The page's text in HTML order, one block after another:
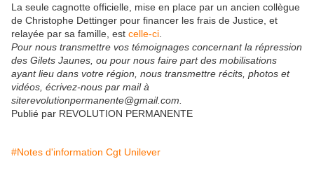
La seule cagnotte officielle, mise en place par un ancien collègue
de Christophe Dettinger pour financer les frais de Justice, et
relayée par sa famille, est celle-ci
Pour nous transmettre vos témoignages concernant la répression
des Gilets Jaunes, ou pour nous faire part des mobilisations
ayant lieu dans votre région, nous transmettre récits, photos et
vidéos, écrivez-nous par mail à
siterevolutionpermanente@gmail.com.
Publié par REVOLUTION PERMANENTE
#Notes d'information Cgt Unilever